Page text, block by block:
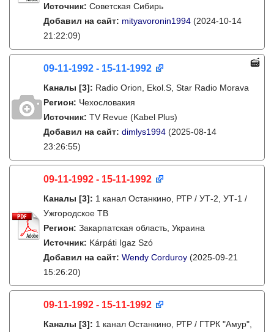
Источник: Советская Сибирь
Добавил на сайт: mityavoronin1994 (2024-10-14
21:22:09)
09-11-1992 - 15-11-1992
Каналы [3]: Radio Orion, Ekol.S, Star Radio Morava
Регион: Чехословакия
Источник: TV Revue (Kabel Plus)
Добавил на сайт: dimlys1994 (2025-08-14
23:26:55)
09-11-1992 - 15-11-1992
Каналы [3]: 1 канал Останкино, РТР / УТ-2, УТ-1 /
Ужгородское ТВ
Регион: Закарпатская область, Украина
Источник: Kárpáti Igaz Szó
Добавил на сайт: Wendy Corduroy (2025-09-21
15:26:20)
09-11-1992 - 15-11-1992
Каналы [3]: 1 канал Останкино, РТР / ГТРК "Амур",